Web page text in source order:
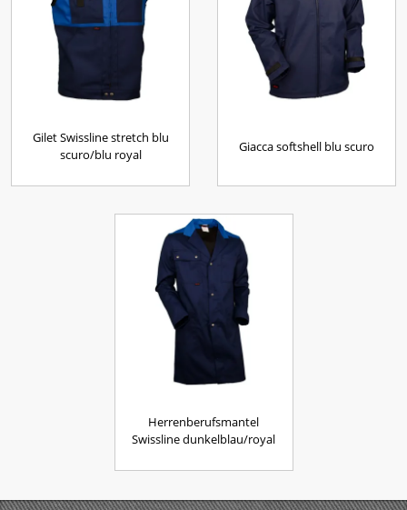
Gilet Swissline stretch blu
scuro/blu royal
Giacca softshell blu scuro
Herrenberufsmantel
Swissline dunkelblau/royal